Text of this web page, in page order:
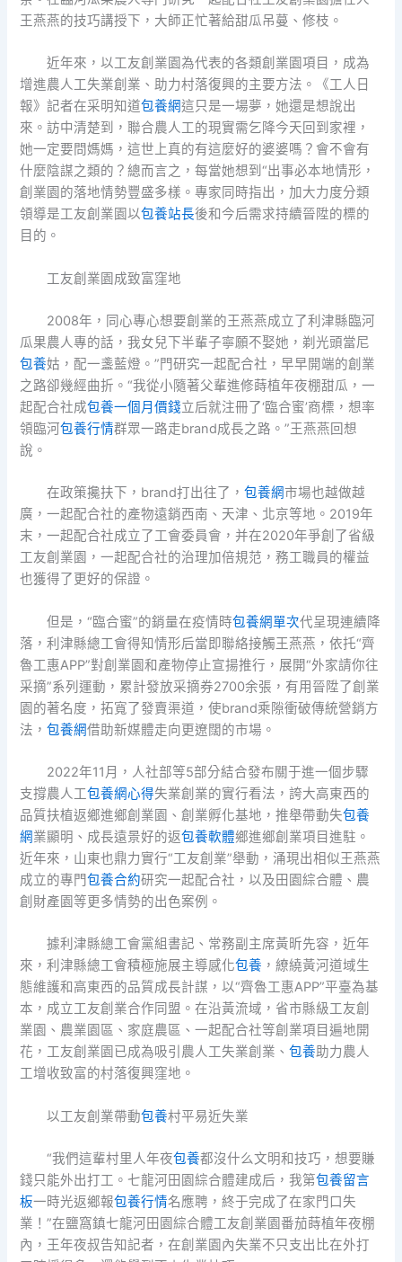
王燕燕的技巧講授下，大師正忙著給甜瓜吊蔓、修枝。
近年來，以工友創業園為代表的各類創業園項目，成為
增進農人工失業創業、助力村落復興的主要方法。《工人日
報》記者在采明知道包養網這只是一場夢，她還是想說出
來。訪中清楚到，聯合農人工的現實需乞降今天回到家裡，
她一定要問媽媽，這世上真的有這麼好的婆婆嗎？會不會有
什麼陰謀之類的？總而言之，每當她想到“出事必本地情形，
創業園的落地情勢豐盛多樣。專家同時指出，加大力度分類
領導是工友創業園以包養站長後和今后需求持續晉陞的標的
目的。
工友創業園成致富窪地
2008年，同心專心想要創業的王燕燕成立了利津縣臨河
瓜果農人專的話，我女兒下半輩子寧願不娶她，剃光頭當尼
包養姑，配一盞藍燈。”門研究一起配合社，早早開端的創業
之路卻幾經曲折。“我從小隨著父輩進修蒔植年夜棚甜瓜，一
起配合社成包養一個月價錢立后就注冊了‘臨合蜜’商標，想率
領臨河包養行情群眾一路走brand成長之路。”王燕燕回想
說。
在政策攙扶下，brand打出往了， 包養網市場也越做越
廣，一起配合社的產物遠銷西南、天津、北京等地。2019年
末，一起配合社成立了工會委員會，并在2020年爭創了省級
工友創業園，一起配合社的治理加倍規范，務工職員的權益
也獲得了更好的保證。
但是，“臨合蜜”的銷量在疫情時包養網單次代呈現連續降
落，利津縣總工會得知情形后當即聯絡接觸王燕燕，依托“齊
魯工惠APP”對創業園和產物停止宣揚推行，展開“外家請你往
采摘”系列運動，累計發放采摘券2700余張，有用晉陞了創業
園的著名度，拓寬了發賣渠道，使brand乘隙衝破傳統營銷方
法，包養網借助新媒體走向更遼闊的市場。
2022年11月，人社部等5部分結合發布關于進一個步驟
支撐農人工包養網心得失業創業的實行看法，誇大高東西的
品質扶植返鄉進鄉創業園、創業孵化基地，推舉帶動失包養
網業顯明、成長遠景好的返包養軟體鄉進鄉創業項目進駐。
近年來，山東也鼎力實行“工友創業”舉動，涌現出相似王燕燕
成立的專門包養合約研究一起配合社，以及田園綜合體、農
創財產園等更多情勢的出色案例。
據利津縣總工會黨組書記、常務副主席黃昕先容，近年
來，利津縣總工會積極施展主導感化包養 ，繚繞黃河道域生
態維護和高東西的品質成長計謀，以“齊魯工惠APP”平臺為基
本，成立工友創業合作同盟。在沿黃流域，省市縣級工友創
業園、農業園區、家庭農區、一起配合社等創業項目遍地開
花，工友創業園已成為吸引農人工失業創業、包養助力農人
工增收致富的村落復興窪地。
以工友創業帶動包養村平易近失業
“我們這輩村里人年夜包養都沒什么文明和技巧，想要賺
錢只能外出打工。七龍河田園綜合體建成后，我第包養留言
板一時光返鄉報包養行情名應聘，終于完成了在家門口失
業！”在鹽窩鎮七龍河田園綜合體工友創業園番茄蒔植年夜棚
內，王年夜叔告知記者，在創業園內失業不只支出比在外打